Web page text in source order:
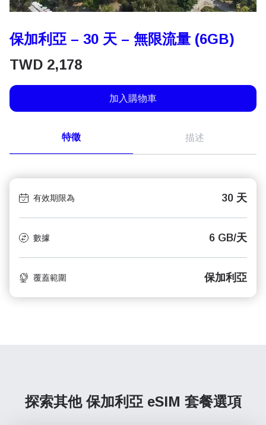
保加利亞 – 30 天 – 無限流量 (6GB)
TWD 2,178
加入購物車
特徵 描述
有效期限為 30 天
數據 6 GB/天
覆蓋範圍 保加利亞
探索其他 保加利亞 eSIM 套餐選項